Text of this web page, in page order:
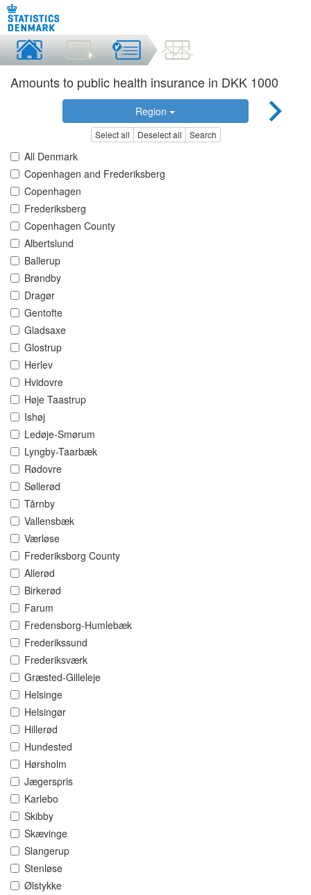
Amounts to public health insurance in DKK 1000
Region
Select all Deselect all Search
All Denmark
Copenhagen and Frederiksberg
Copenhagen
Frederiksberg
Copenhagen County
Albertslund
Ballerup
Brøndby
Dragør
Gentofte
Gladsaxe
Glostrup
Herlev
Hvidovre
Høje Taastrup
Ishøj
Ledøje-Smørum
Lyngby-Taarbæk
Rødovre
Søllerød
Tårnby
Vallensbæk
Værløse
Frederiksborg County
Allerød
Birkerød
Farum
Fredensborg-Humlebæk
Frederikssund
Frederiksværk
Græsted-Gilleleje
Helsinge
Helsingør
Hillerød
Hundested
Hørsholm
Jægerspris
Karlebo
Skibby
Skævinge
Slangerup
Stenløse
Ølstykke